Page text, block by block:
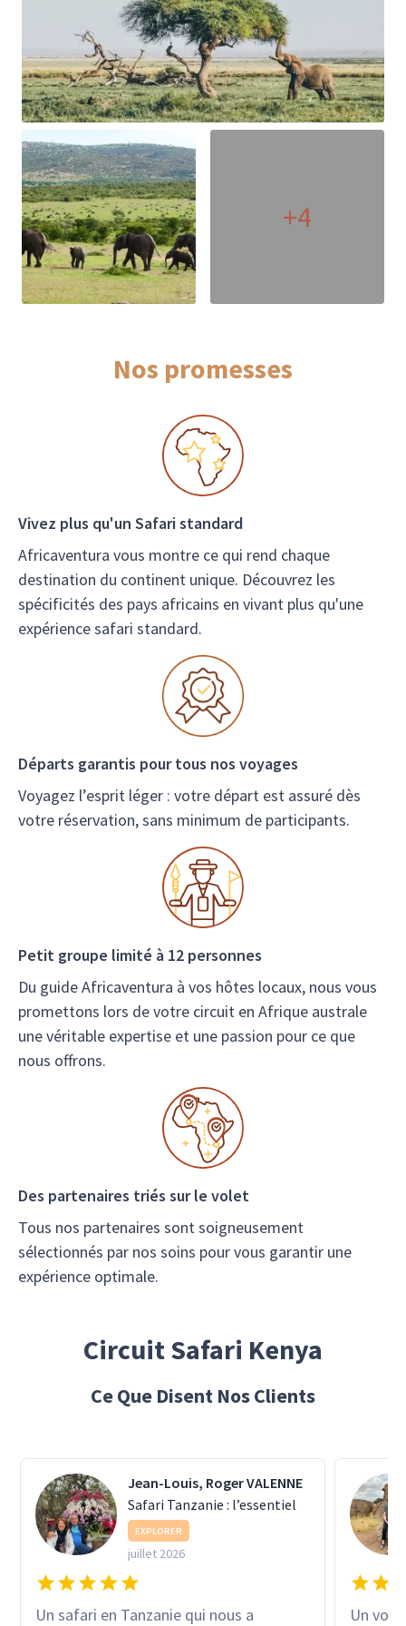
+4
Nos promesses
Vivez plus qu'un Safari standard
Africaventura vous montre ce qui rend chaque
destination du continent unique. Découvrez les
spécificités des pays africains en vivant plus qu'une
expérience safari standard.
Départs garantis pour tous nos voyages
Voyagez l’esprit léger : votre départ est assuré dès
votre réservation, sans minimum de participants.
Petit groupe limité à 12 personnes
Du guide Africaventura à vos hôtes locaux, nous vous
promettons lors de votre circuit en Afrique australe
une véritable expertise et une passion pour ce que
nous offrons.
Des partenaires triés sur le volet
Tous nos partenaires sont soigneusement
sélectionnés par nos soins pour vous garantir une
expérience optimale.
Circuit Safari Kenya
Ce Que Disent Nos Clients
Jean-Louis, Roger VALENNE
Safari Tanzanie : l’essentiel
EXPLORER
juillet 2026
Un safari en Tanzanie qui nous a
Un voyage